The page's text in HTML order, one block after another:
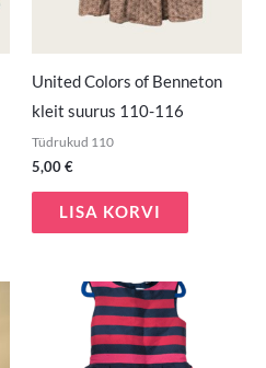
United Colors of Benneton
kleit suurus 110-116
Tüdrukud 110
5,00€
LISA KORVI